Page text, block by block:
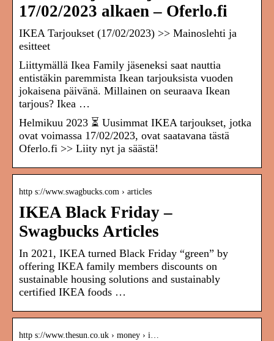
17/02/2023 alkaen – Oferlo.fi
IKEA Tarjoukset (17/02/2023) >> Mainoslehti ja
esitteet
Liittymällä Ikea Family jäseneksi saat nauttia
entistäkin paremmista Ikean tarjouksista vuoden
jokaisena päivänä. Millainen on seuraava Ikean
tarjous? Ikea …
Helmikuu 2023 ⏳ Uusimmat IKEA tarjoukset, jotka
ovat voimassa 17/02/2023, ovat saatavana tästä
Oferlo.fi >> Liity nyt ja säästä!
http s://www.swagbucks.com › articles
IKEA Black Friday –
Swagbucks Articles
In 2021, IKEA turned Black Friday “green” by
offering IKEA family members discounts on
sustainable housing solutions and sustainably
certified IKEA foods …
http s://www.thesun.co.uk › money › i…